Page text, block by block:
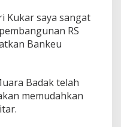
Kukar saya sangat
RS
Bankeu
Badak telah
memudahkan